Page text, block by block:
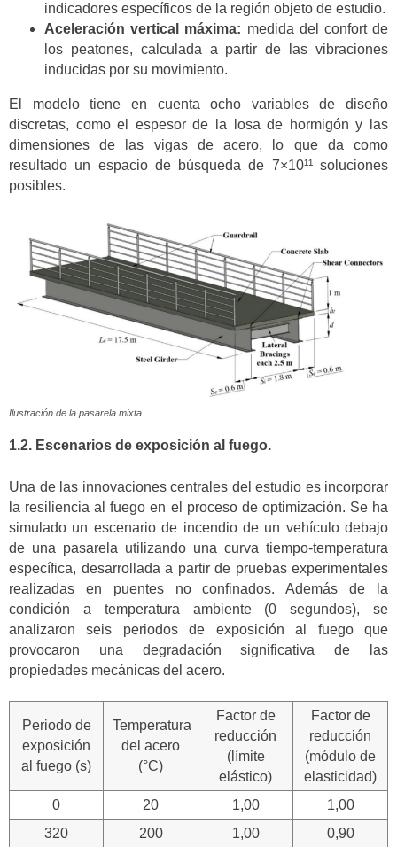
indicadores específicos de la región objeto de estudio.
Aceleración vertical máxima: medida del confort de
los peatones, calculada a partir de las vibraciones
inducidas por su movimiento.
El modelo tiene en cuenta ocho variables de diseño
discretas, como el espesor de la losa de hormigón y las
dimensiones de las vigas de acero, lo que da como
resultado un espacio de búsqueda de 7×10¹¹ soluciones
posibles.
Ilustración de la pasarela mixta
1.2. Escenarios de exposición al fuego.
Una de las innovaciones centrales del estudio es incorporar
la resiliencia al fuego en el proceso de optimización. Se ha
simulado un escenario de incendio de un vehículo debajo
de una pasarela utilizando una curva tiempo-temperatura
específica, desarrollada a partir de pruebas experimentales
realizadas en puentes no confinados. Además de la
condición a temperatura ambiente (0 segundos), se
analizaron seis periodos de exposición al fuego que
provocaron una degradación significativa de las
propiedades mecánicas del acero.
Periodo de
exposición
al fuego (s)
Temperatura
del acero
(°C)
Factor de
reducción
(límite
elástico)
Factor de
reducción
(módulo de
elasticidad)
0
20 1,00
1,00
320
200 1,00 0,90